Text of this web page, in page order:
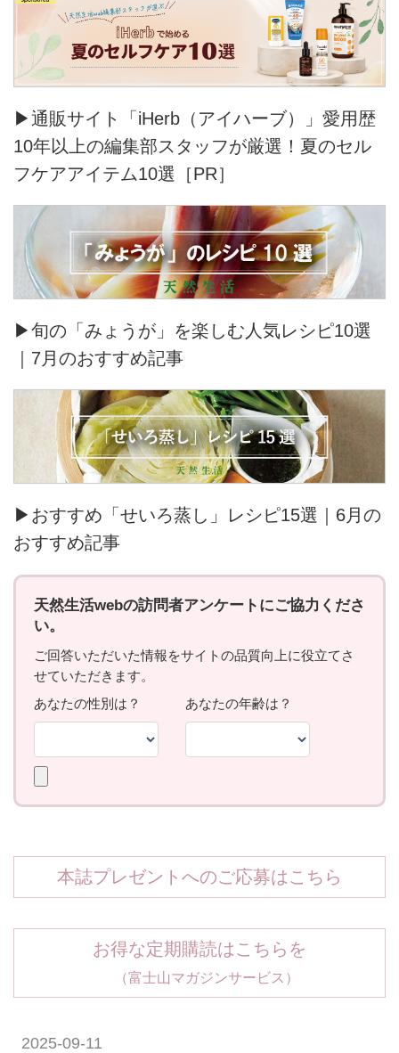
▶通販サイト「iHerb（アイハーブ）」愛用歴
10年以上の編集部スタッフが厳選！夏のセル
フケアアイテム10選［PR］
▶旬の「みょうが」を楽しむ人気レシピ10選
｜7月のおすすめ記事
▶おすすめ「せいろ蒸し」レシピ15選｜6月の
おすすめ記事
本誌プレゼントへのご応募はこちら
お得な定期購読はこちらを
（富士山マガジンサービス）
2025-09-11